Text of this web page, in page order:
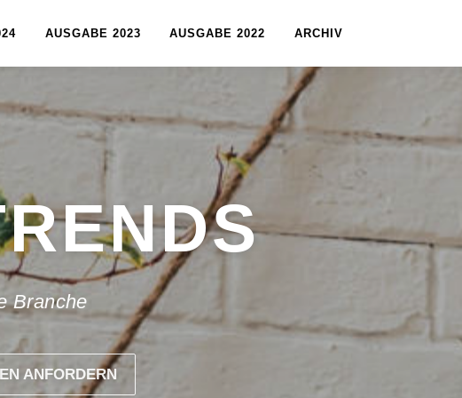
AUSGABE 2023 AUSGABE 2022 ARCHIV
Branche
ANFORDERN